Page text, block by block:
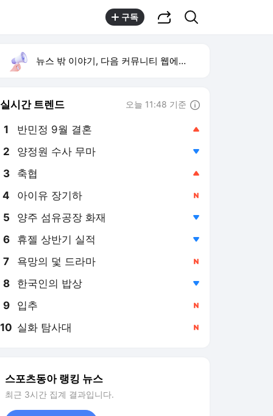
구독
뉴스 밖 이야기, 다음 커뮤니티 웹에서 보기
실시간 트렌드 오늘 11:48 기준
1 반민정 9월 결혼
2 양정원 수사 무마
4 아이유 장기하
5 양주 섬유공장 화재
6 휴젤 상반기 실적
7 욕망의 덫 드라마
8 한국인의 밥상
9 입추
10 실화 탐사대
스포츠동아 랭킹 뉴스
최근 3시간 집계 결과입니다.